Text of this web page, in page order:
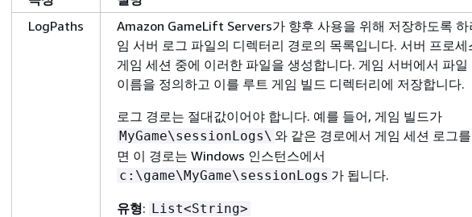
LogPaths
Amazon GameLift Servers가 향후 사용을 위해 저장하도록 하
임 서버 로그 파일의 디렉터리 경로의 목록입니다. 서버 프로세
게임 세션 중에 이러한 파일을 생성합니다. 게임 서버에서 파일
이름을 정의하고 이를 루트 게임 빌드 디렉터리에 저장합니다.
로그 경로는 절대값이어야 합니다. 예를 들어, 게임 빌드가
MyGame\sessionLogs\ 와 같은 경로에서 게임 세션 로그
면 이 경로는 Windows 인스턴스에서
c:\game\MyGame\sessionLogs 가 됩니다.
유형: List<String>